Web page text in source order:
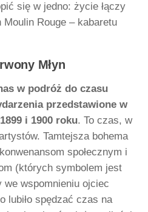
się w jedno: życie łączy
Rouge – kabaretu
Młyn
w podróż do czasu
przedstawione w
i 1900 roku. To czas, w
Tamtejsza bohema
społecznym i
(których symbolem jest
wspomnieniu ojciec
lubiło spędzać czas na